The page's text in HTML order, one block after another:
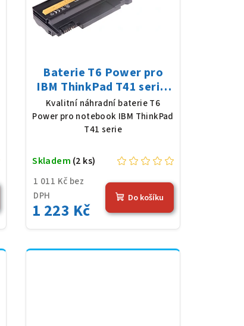
Baterie T6 Power pro
IBM ThinkPad T41 serie,
Li-Ion, 10,8 V, 5200 mAh
(56 Wh), černá
Kvalitní náhradní baterie T6
Power pro notebook IBM ThinkPad
T41 serie
1 011 Kč bez
DPH
1 223 Kč
Skladem (2 ks)
Do košíku